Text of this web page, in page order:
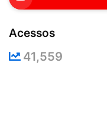
Acessos
41,559